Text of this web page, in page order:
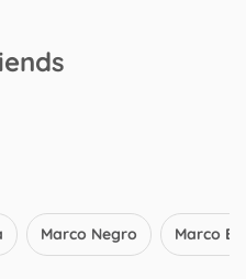
Marco Negro Marco